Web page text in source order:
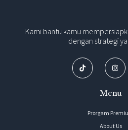
Kami bantu kamu
dengan strategi
Menu
Prorgam
About Us